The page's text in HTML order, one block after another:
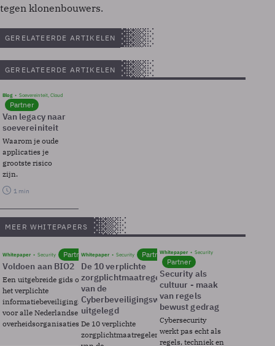
tegen klonenbouwers.
GERELATEERDE ARTIKELEN
GERELATEERDE ARTIKELEN
Blog Soevereinteit, Cloud
Partner
Van legacy naar
soevereiniteit
Waarom je oude
applicaties je
grootste risico
zijn.
1 min
MEER WHITEPAPERS
Whitepaper Security Partner
Voldoen aan BIO2
Een uitgebreide gids over BIO2,
het verplichte
informatiebeveiligingsframework
voor alle Nederlandse
overheidsorganisaties.
Whitepaper Security Partner
De 10 verplichte
zorgplichtmaatregelen
van de
Cyberbeveiligingswet
uitgelegd
De 10 verplichte
zorgplichtmaatregelen
Whitepaper Security
Partner
Security als
cultuur - maak
van regels
bewust gedrag
Cybersecurity
werkt pas echt als
regels, techniek en